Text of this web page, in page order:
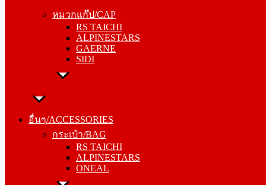
หมวกแก๊ป/CAP
RS TAICHI
ALPINESTARS
GAERNE
SIDI
อื่นๆ/ACCESSORIES
กระเป๋า/BAG
RS TAICHI
ALPINESTARS
ONEAL
ALPINESTARS
GAERNE
SIDI
อื่นๆ/ACCESSORIES
RS TAICHI
ALPINESTARS
ONEAL